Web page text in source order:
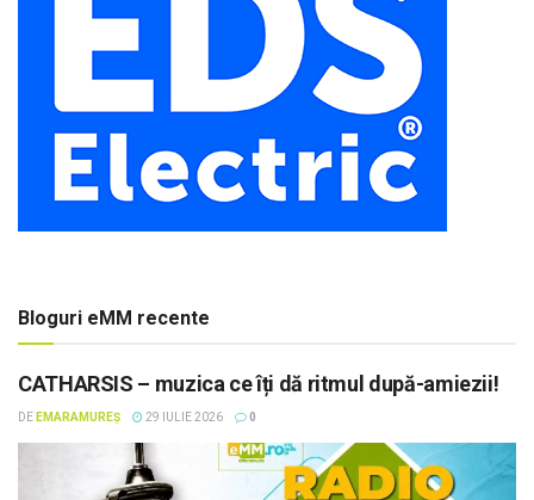
Bloguri eMM recente
CATHARSIS – muzica ce îți dă ritmul după-amiezii!
DE EMARAMUREȘ 29 IULIE 2026 0